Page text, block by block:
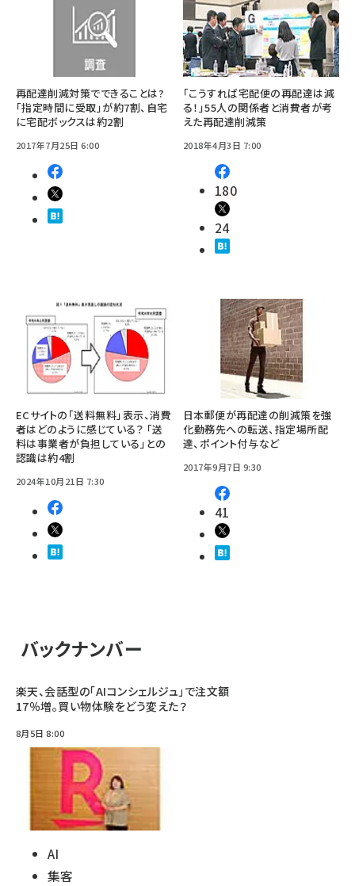
再配達削減対策でできることは?
「指定時間に受取」が約7割、自宅
に宅配ボックスは約2割
2017年7月25日 6:00
「こうすれば宅配便の再配達は減
る！」55人の関係者と消費者が考
えた再配達削減策
2018年4月3日 7:00
180
24
ECサイトの「送料無料」表示、消費
者はどのように感じている？ 「送
料は事業者が負担している」との
認識は約4割
2024年10月21日 7:30
日本郵便が再配達の削減策を強
化――勤務先への転送、指定場所配
達、ポイント付与など
2017年9月7日 9:30
41
バックナンバー
楽天、会話型の「AIコンシェルジュ」で注文額
17％増。買い物体験をどう変えた？
8月5日 8:00
AI
集客